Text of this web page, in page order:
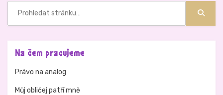
Na čem pracujeme
Právo na analog
Můj obličej patří mně